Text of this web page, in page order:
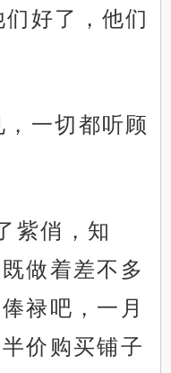
好了，他们
一切都听顾
紫俏，知
做着差不多
禄吧，一月
价购买铺子